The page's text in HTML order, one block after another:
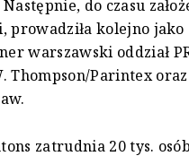
do czasu
prowadziła kolejno jako
warszawski oddział
Thompson/Parintex oraz
zatrudnia 20 tys.